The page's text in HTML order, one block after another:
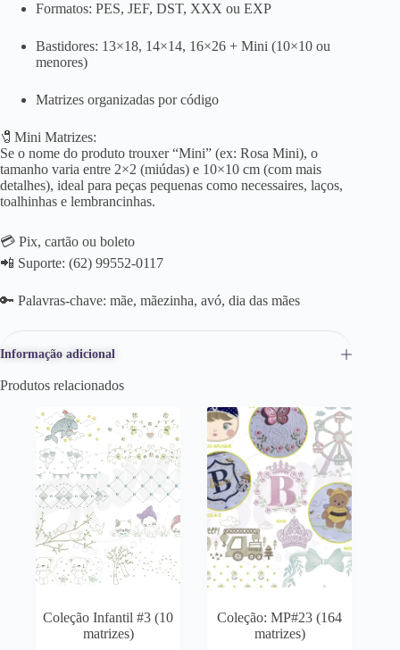
Formatos: PES, JEF, DST, XXX ou EXP
Bastidores: 13×18, 14×14, 16×26 + Mini (10×10 ou
menores)
Matrizes organizadas por código
🧷Mini Matrizes:
Se o nome do produto trouxer “Mini” (ex: Rosa Mini), o
tamanho varia entre 2×2 (miúdas) e 10×10 cm (com mais
detalhes), ideal para peças pequenas como necessaires, laços,
toalhinhas e lembrancinhas.
💳 Pix, cartão ou boleto
📲 Suporte: (62) 99552-0117
🔑 Palavras-chave: mãe, mãezinha, avó, dia das mães
Informação adicional
Produtos relacionados
Coleção Infantil #3 (10
matrizes)
Coleção: MP#23 (164
matrizes)